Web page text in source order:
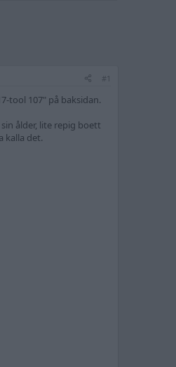
#1
tool 107" på baksidan.
ålder, lite repig boett
kalla det.